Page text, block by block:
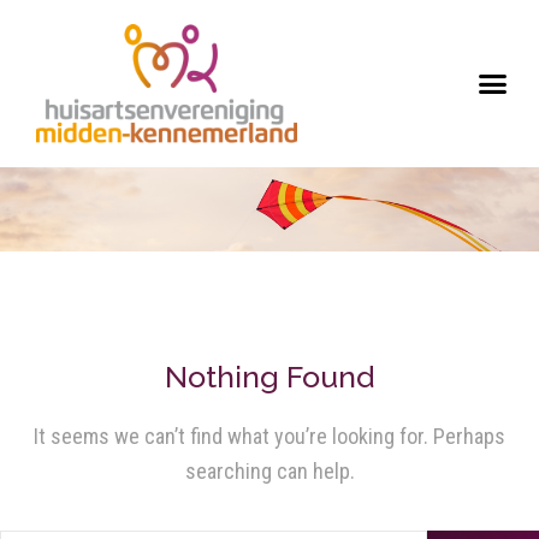
Nothing Found
It seems we can’t find what you’re looking for. Perhaps
searching can help.